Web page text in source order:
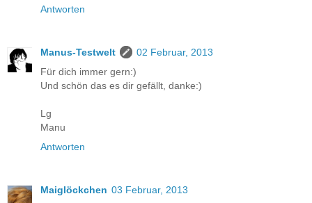
Antworten
Manus-Testwelt
02 Februar, 2013
Für dich immer gern:)
Und schön das es dir gefällt, danke:)
Lg
Manu
Antworten
Maiglöckchen 03 Februar, 2013